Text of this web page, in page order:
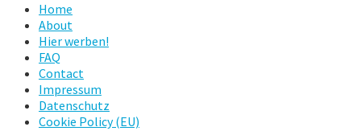
Home
About
Hier werben!
FAQ
Contact
Impressum
Datenschutz
Cookie Policy (EU)